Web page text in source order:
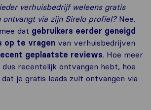
verhuisbedrijf weleens gratis
ontvangt via zijn Sirelo profiel?Nee.
dat gebruikers eerder geneigd
op te vragen van verhuisbedrijven
geplaatste reviews. Hoe meer
recentelijk ontvangen hebt, hoe
je gratis leads zult ontvangen via